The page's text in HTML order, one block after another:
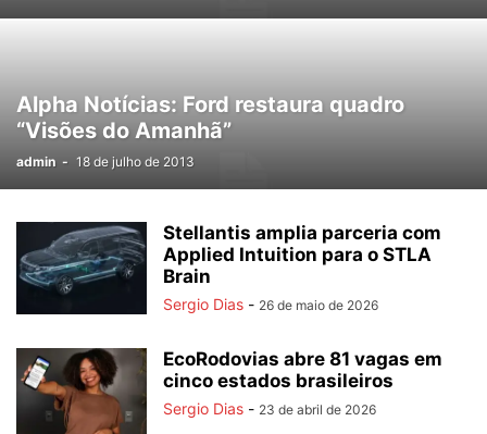
Alpha Notícias: Ford restaura quadro
“Visões do Amanhã”
admin - 18 de julho de 2013
Stellantis amplia parceria com
Applied Intuition para o STLA
Brain
Sergio Dias - 26 de maio de 2026
EcoRodovias abre 81 vagas em
cinco estados brasileiros
Sergio Dias - 23 de abril de 2026